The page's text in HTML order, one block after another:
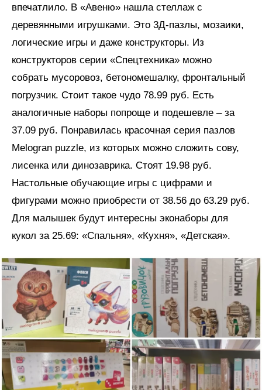
впечатлило. В «Авеню» нашла стеллаж с
деревянными игрушками. Это 3Д-пазлы, мозаики,
логические игры и даже конструкторы. Из
конструкторов серии «Спецтехника» можно
собрать мусоровоз, бетономешалку, фронтальный
погрузчик. Стоит такое чудо 78.99 руб. Есть
аналогичные наборы попроще и подешевле – за
37.09 руб. Понравилась красочная серия пазлов
Melogran puzzle, из которых можно сложить сову,
лисенка или динозаврика. Стоят 19.98 руб.
Настольные обучающие игры с цифрами и
фигурами можно приобрести от 38.56 до 63.29 руб.
Для малышек будут интересны эконаборы для
кукол за 25.69: «Спальня», «Кухня», «Детская».